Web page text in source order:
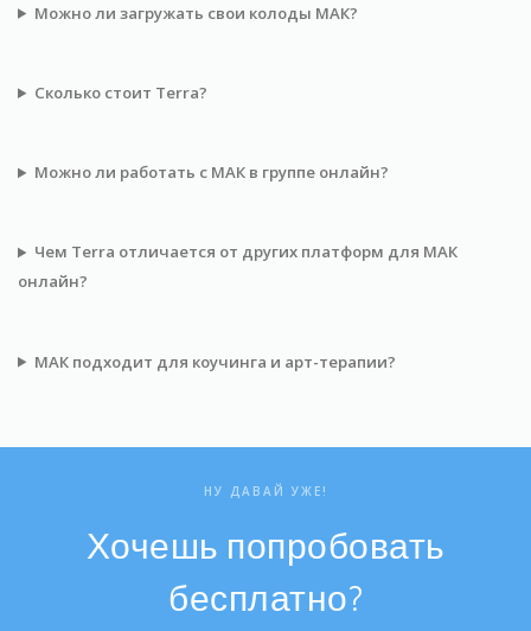
Можно ли загружать свои колоды МАК?
Сколько стоит Terra?
Можно ли работать с МАК в группе онлайн?
Чем Terra отличается от других платформ для МАК
онлайн?
МАК подходит для коучинга и арт-терапии?
НУ ДАВАЙ УЖЕ!
Хочешь попробовать
бесплатно?